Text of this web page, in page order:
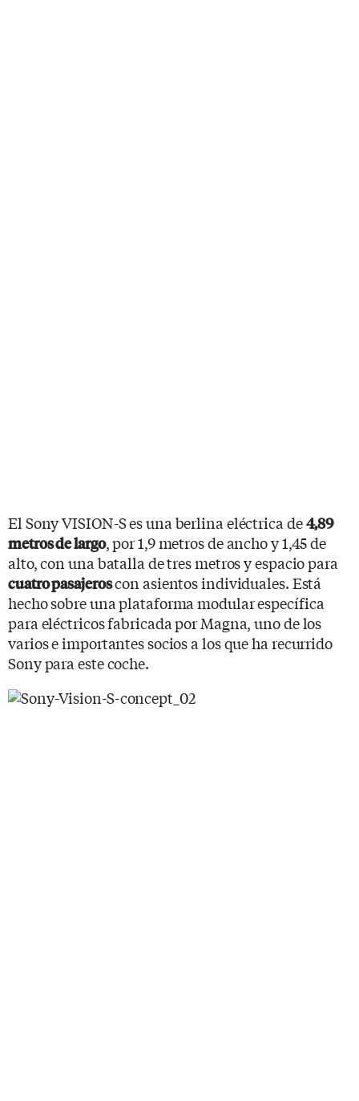
El Sony VISION-S es una berlina eléctrica de4,89
metros de largo, por 1,9 metros de ancho y 1,45 de
alto, con una batalla de tres metros y espacio para
cuatro pasajeroscon asientos individuales. Está
hecho sobre una plataforma modular específica
para eléctricos fabricada por Magna, uno de los
varios e importantes socios a los que ha recurrido
Sony para este coche.